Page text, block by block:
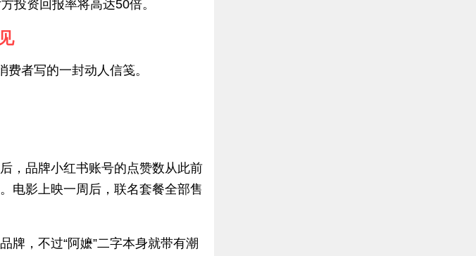
投资回报率将高达50倍。
费者写的一封动人信笺。
，品牌小红书账号的点赞数从此前
电影上映一周后，联名套餐全部售
牌，不过“阿嬷”二字本身就带有潮